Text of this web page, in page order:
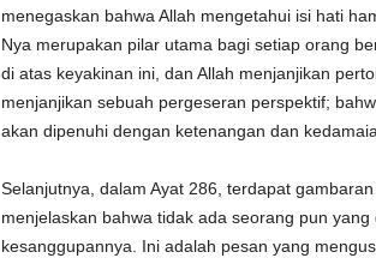
menegaskan bahwa Allah mengetahui isi hati
Nya merupakan pilar utama bagi setiap orang
di atas keyakinan ini, dan Allah menjanjikan
menjanjikan sebuah pergeseran perspektif;
akan dipenuhi dengan ketenangan dan
Selanjutnya, dalam Ayat 286, terdapat
menjelaskan bahwa tidak ada seorang pun
kesanggupannya. Ini adalah pesan yang